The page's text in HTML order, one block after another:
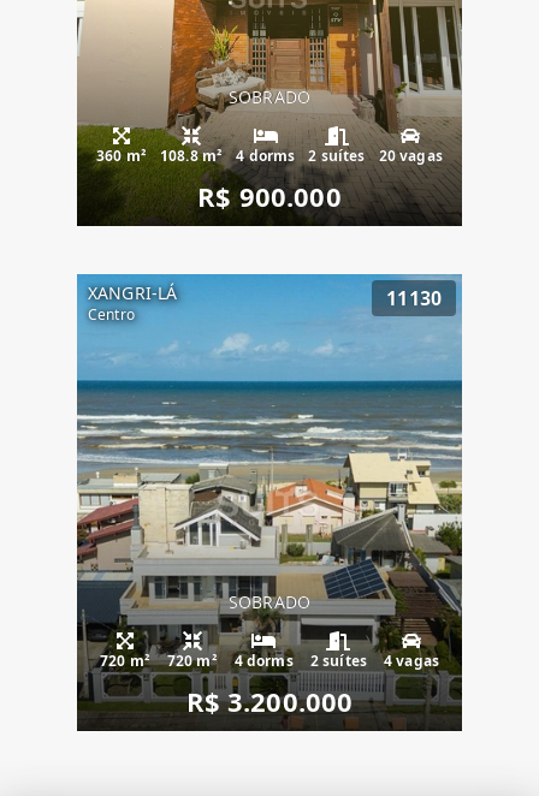
SOBRADO
360 m² 108.8 m² 4 dorms 2 suítes 20 vagas
R$ 900.000
XANGRI-LÁ
Centro
11130
SOBRADO
720 m² 720 m² 4 dorms 2 suítes 4 vagas
R$ 3.200.000